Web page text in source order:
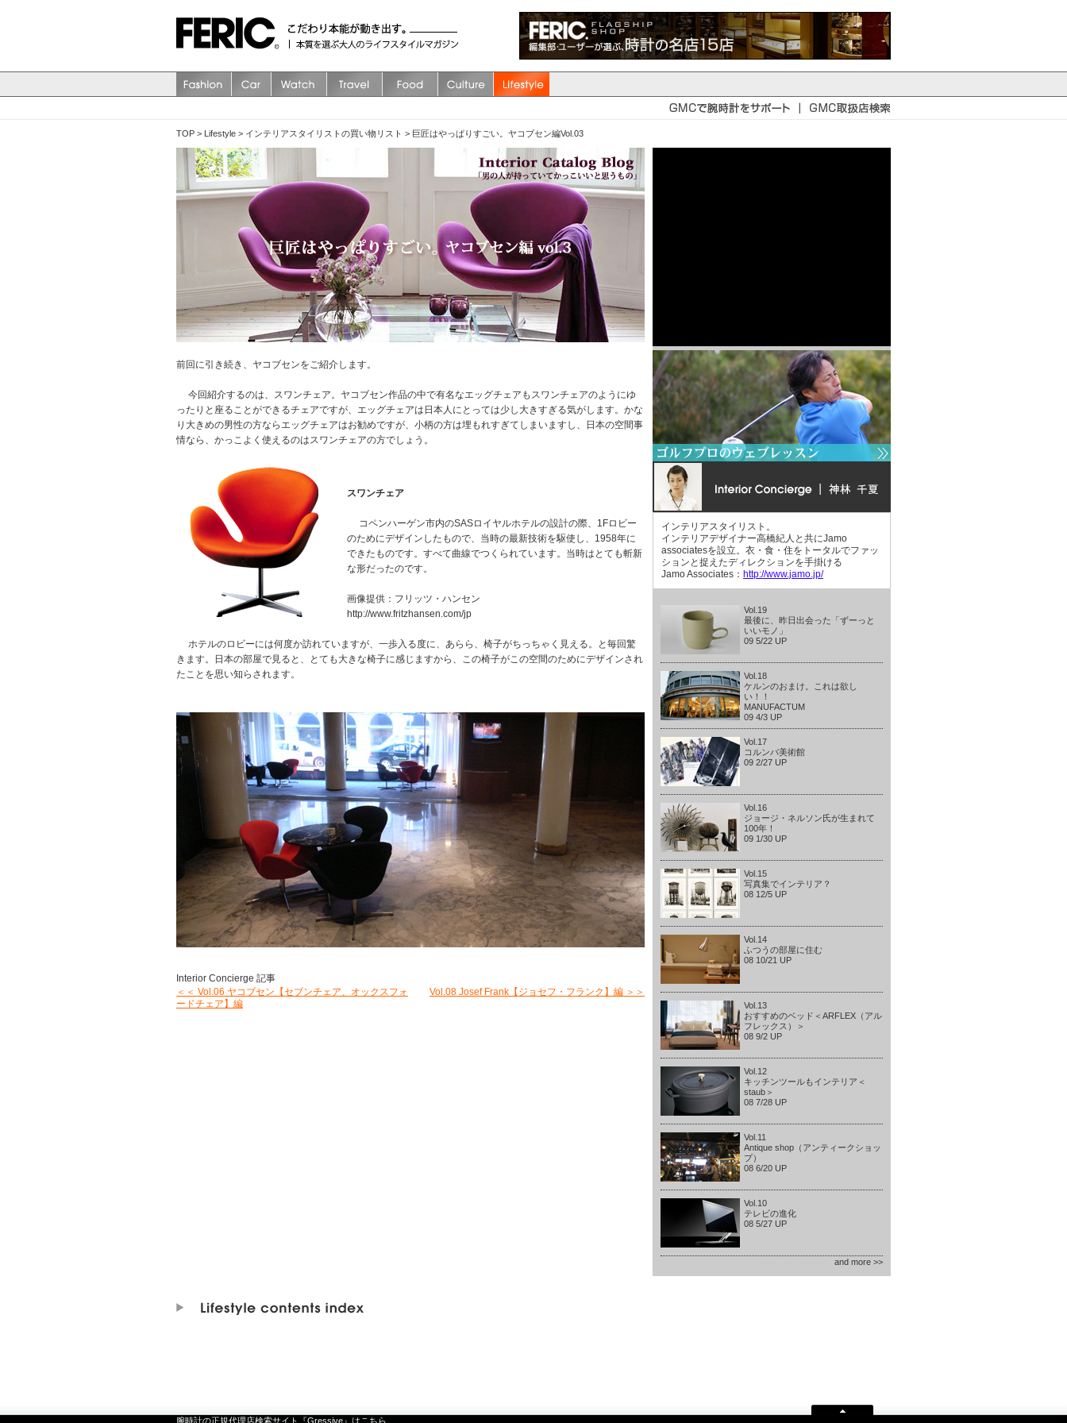
TOP > Lifestyle > インテリアスタイリストの買い物リスト > 巨匠はやっぱりすごい。ヤコブセン編Vol.03
前回に引き続き、ヤコブセンをご紹介します。
今回紹介するのは、スワンチェア。ヤコブセン作品の中で有名なエッグチェアもスワンチェアのようにゆ
ったりと座ることができるチェアですが、エッグチェアは日本人にとっては少し大きすぎる気がします。かな
り大きめの男性の方ならエッグチェアはお勧めですが、小柄の方は埋もれすぎてしまいますし、日本の空間事
情なら、かっこよく使えるのはスワンチェアの方でしょう。
スワンチェア
コペンハーゲン市内のSASロイヤルホテルの設計の際、1Fロビー
のためにデザインしたもので、当時の最新技術を駆使し、1958年に
できたものです。すべて曲線でつくられています。当時はとても斬新
な形だったのです。
画像提供：フリッツ・ハンセン
http://www.fritzhansen.com/jp
ホテルのロビーには何度か訪れていますが、一歩入る度に、あらら、椅子がちっちゃく見える。と毎回驚
きます。日本の部屋で見ると、とても大きな椅子に感じますから、この椅子がこの空間のためにデザインされ
たことを思い知らされます。
Interior Concierge 記事
＜＜ Vol.06 ヤコブセン【セブンチェア、オックスフォ
ードチェア】編
Vol.08 Josef Frank【ジョセフ・フランク】編 ＞＞
インテリアスタイリスト。
インテリアデザイナー高橋紀人と共にJamo
associatesを設立。衣・食・住をトータルでファッ
ションと捉えたディレクションを手掛ける
Jamo Associates： http://www.jamo.jp/
Vol.19
最後に、昨日出会った「ずーっと
いいモノ」
09 5/22 UP
Vol.18
ケルンのおまけ。これは欲し
い！！
MANUFACTUM
09 4/3 UP
Vol.17
コルンバ美術館
09 2/27 UP
Vol.16
ジョージ・ネルソン氏が生まれて
100年！
09 1/30 UP
Vol.15
写真集でインテリア？
08 12/5 UP
Vol.14
ふつうの部屋に住む
08 10/21 UP
Vol.13
おすすめのベッド＜ARFLEX（アル
フレックス）＞
08 9/2 UP
Vol.12
キッチンツールもインテリア＜
staub＞
08 7/28 UP
Vol.11
Antique shop（アンティークショッ
プ）
08 6/20 UP
Vol.10
テレビの進化
08 5/27 UP
and more >>
腕時計の正規代理店検索サイト『Gressive』はこちら